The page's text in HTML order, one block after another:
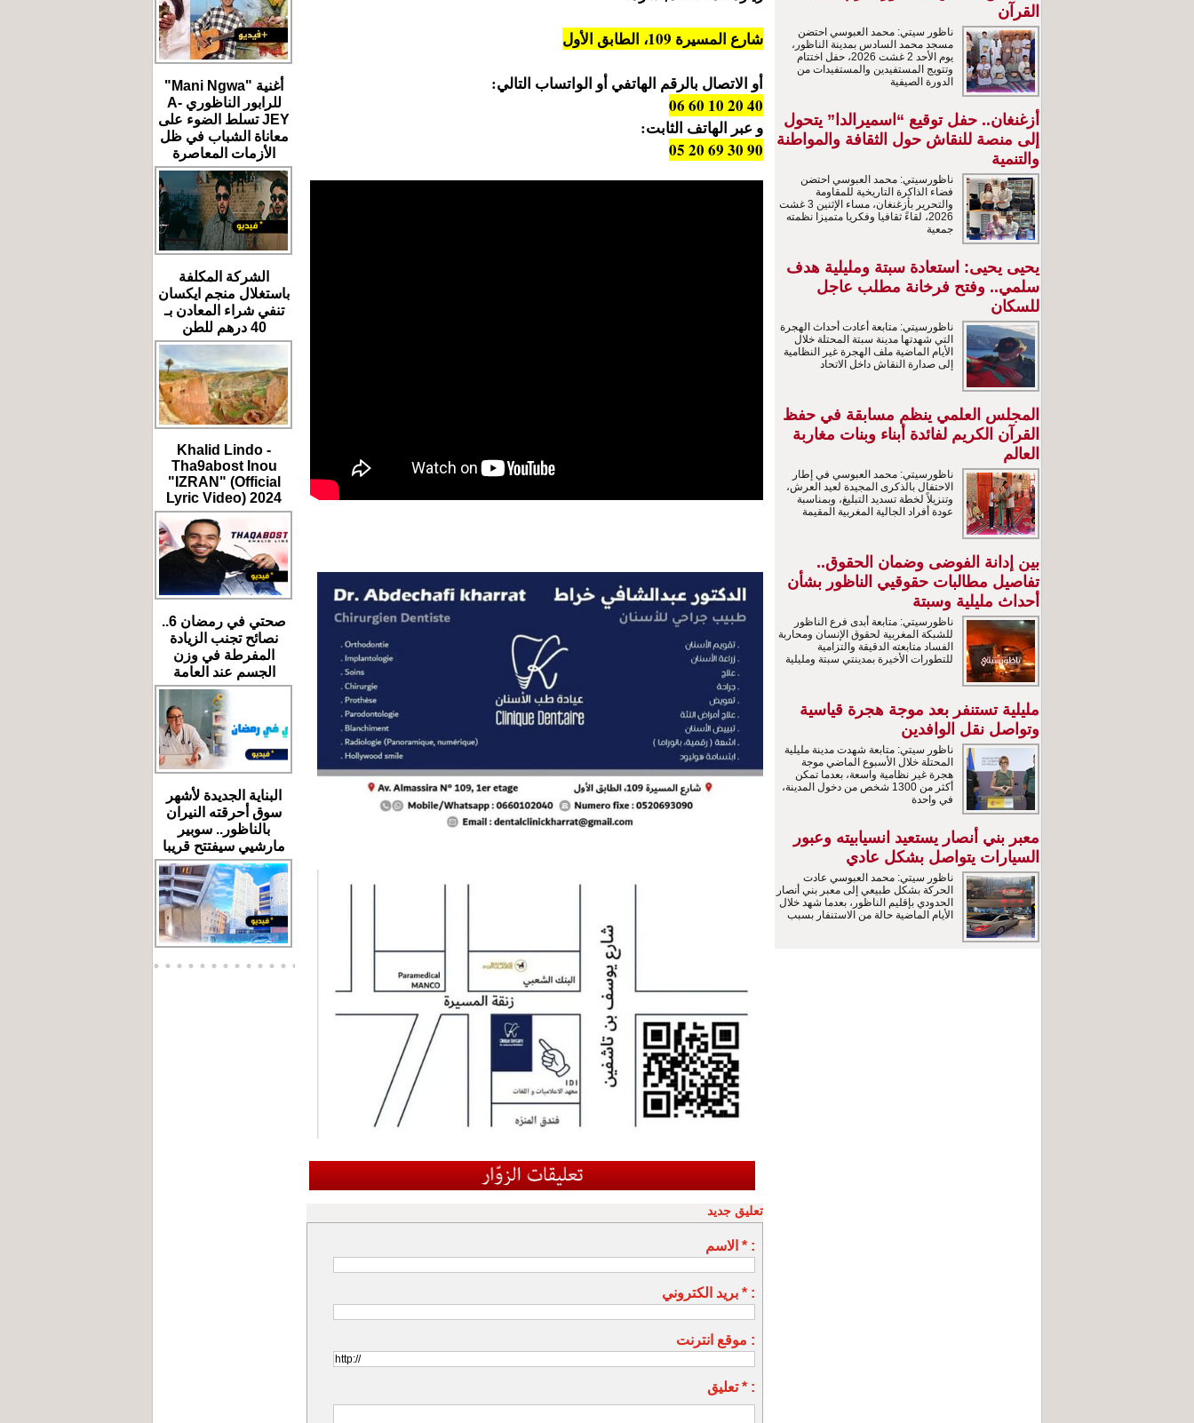
أغنية "Mani Ngwa"
للرابور الناظوري A-
JEY تسلط الضوء على
معاناة الشباب في ظل
الأزمات المعاصرة
الشركة المكلفة
باستغلال منجم ايكسان
تنفي شراء المعادن بـ
40 درهم للطن
Khalid Lindo -
Tha9abost Inou
"IZRAN" (Official
Lyric Video) 2024
صحتي في رمضان 6..
نصائح تجنب الزيادة
المفرطة في وزن
الجسم عند العامة
البناية الجديدة لأشهر
سوق أحرقته النيران
بالناظور.. سوبير
مارشيي سيفتتح قريبا
شارع المسيرة 109، الطابق الأول
أو الاتصال بالرقم الهاتفي أو الواتساب التالي:
40 20 10 60 06
و عبر الهاتف الثابت:
90 30 69 20 05
تعليق جديد
الاسم * :
بريد الكتروني * :
موقع انترنت :
تعليق * :
القرآن
ناظور سيتي: محمد العبوسي احتضن
مسجد محمد السادس بمدينة الناظور،
يوم الأحد 2 غشت 2026، حفل اختتام
وتتويج المستفيدين والمستفيدات من
الدورة الصيفية
أزغنغان.. حفل توقيع “اسميرالدا” يتحول
إلى منصة للنقاش حول الثقافة والمواطنة
والتنمية
ناظورسيتي: محمد العبوسي احتضن
فضاء الذاكرة التاريخية للمقاومة
والتحرير بأزغنغان، مساء الإثنين 3 غشت
2026، لقاءً ثقافيا وفكريا متميزا نظمته
جمعية
يحيى يحيى: استعادة سبتة ومليلية هدف
سلمي.. وفتح فرخانة مطلب عاجل
للسكان
ناظورسيتي: متابعة أعادت أحداث الهجرة
التي شهدتها مدينة سبتة المحتلة خلال
الأيام الماضية ملف الهجرة غير النظامية
إلى صدارة النقاش داخل الاتحاد
المجلس العلمي ينظم مسابقة في حفظ
القرآن الكريم لفائدة أبناء وبنات مغاربة
العالم
ناظورسيتي: محمد العبوسي في إطار
الاحتفال بالذكرى المجيدة لعيد العرش،
وتنزيلاً لخطة تسديد التبليغ، وبمناسبة
عودة أفراد الجالية المغربية المقيمة
بين إدانة الفوضى وضمان الحقوق..
تفاصيل مطالبات حقوقيي الناظور بشأن
أحداث مليلية وسبتة
ناظورسيتي: متابعة أبدى فرع الناظور
للشبكة المغربية لحقوق الإنسان ومحاربة
الفساد متابعته الدقيقة والتزامية
للتطورات الأخيرة بمدينتي سبتة ومليلية
مليلية تستنفر بعد موجة هجرة قياسية
وتواصل نقل الوافدين
ناظور سيتي: متابعة شهدت مدينة مليلية
المحتلة خلال الأسبوع الماضي موجة
هجرة غير نظامية واسعة، بعدما تمكن
أكثر من 1300 شخص من دخول المدينة،
في واحدة
معبر بني أنصار يستعيد انسيابيته وعبور
السيارات يتواصل بشكل عادي
ناظور سيتي: محمد العبوسي عادت
الحركة بشكل طبيعي إلى معبر بني أنصار
الحدودي بإقليم الناظور، بعدما شهد خلال
الأيام الماضية حالة من الاستنفار بسبب